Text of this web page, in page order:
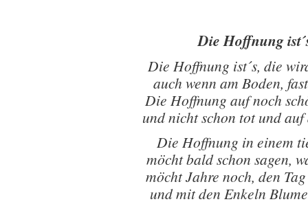
Die Hoffnung
Die Hoffnung ist´s, die
auch wenn am Boden,
Die Hoffnung auf noch
und nicht schon tot und
Die Hoffnung in einem
möcht bald schon sagen,
möcht Jahre noch, den
und mit den Enkeln